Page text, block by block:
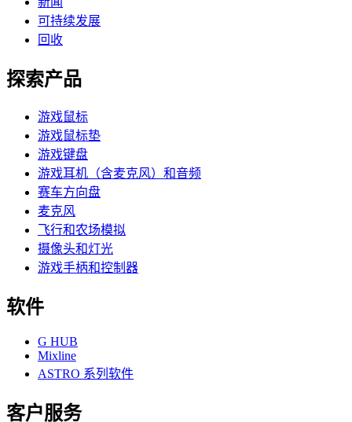
可持续发展
回收
探索产品
游戏鼠标
游戏鼠标垫
游戏键盘
游戏耳机（含麦克风）和音频
赛车方向盘
麦克风
飞行和农场模拟
摄像头和灯光
游戏手柄和控制器
软件
G HUB
Mixline
ASTRO 系列软件
客户服务